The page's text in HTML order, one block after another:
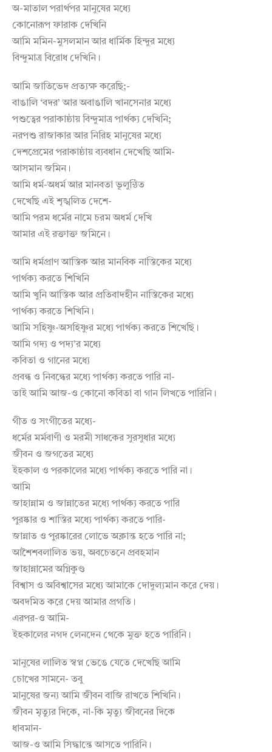
অ-মাতাল পরার্থপর মানুষের মধ্যে
কোনোরূপ ফারাক দেখিনি
আমি মমিন-মুসলমান আর ধার্মিক হিন্দুর মধ্যে
বিন্দুমাত্র বিরোধ দেখিনি।
আমি জাতিভেদ প্রত্যক্ষ করেছি;-
বাঙালি ‘বদর’ আর অবাঙালি খানসেনার মধ্যে
পশুত্বের পরাকাষ্ঠায় বিন্দুমাত্র পার্থক্য দেখিনি;
নরপশু রাজাকার আর নিরিহ মানুষের মধ্যে
দেশপ্রেমের পরাকাষ্ঠায় ব্যবধান দেখেছি আমি-
আসমান জমিন।
আমি ধর্ম-অধর্ম আর মানবতা ভূলুন্ঠিত
দেখেছি এই শৃঙ্খলিত দেশে-
আমি পরম ধর্মের নামে চরম অধর্ম দেখি
আমার এই রক্তাক্ত জমিনে।
আমি ধর্মপ্রাণ আস্তিক আর মানবিক নাস্তিকের মধ্যে
পার্থক্য করতে শিখিনি
আমি খুনি আস্তিক আর প্রতিবাদহীন নাস্তিকের মধ্যে
পার্থক্য করতে শিখিনি।
আমি সহিষ্ণু-অসহিষ্ণুর মধ্যে পার্থক্য করতে শিখেছি।
আমি গদ্য ও পদ্য’র মধ্যে
কবিতা ও গানের মধ্যে
প্রবন্ধ ও নিবন্ধের মধ্যে পার্থক্য করতে পারি না-
তাই আমি আজ-ও কোনো কবিতা বা গান লিখতে পারিনি।
গীত ও সংগীতের মধ্যে-
ধর্মের মর্মবাণী ও মরমী সাধকের সুরসুধার মধ্যে
জীবন ও জগতের মধ্যে
ইহকাল ও পরকালের মধ্যে পার্থক্য করতে পারি না।
আমি
জাহান্নাম ও জান্নাতের মধ্যে পার্থক্য করতে পারি
পুরষ্কার ও শাস্তির মধ্যে পার্থক্য করতে পারি-
জান্নাত ও পুরষ্কারের লোভে অক্লান্ত হতে পারি না;
আশৈশবলালিত ভয়, অবচেতনে প্রবহমান
জাহান্নামের অগ্নিকুণ্ড
বিশ্বাস ও অবিশ্বাসের মধ্যে আমাকে দোদুল্যমান করে দেয়।
অবদমিত করে দেয় আমার প্রগতি।
এরপর-ও আমি-
ইহকালের নগদ লেনদেন থেকে মুক্ত হতে পারিনি।
মানুষের লালিত স্বপ্ন ভেঙে যেতে দেখেছি আমি
চোখের সামনে- তবু
মানুষের জন্য আমি জীবন বাজি রাখতে শিখিনি।
জীবন মৃত্যুর দিকে, না-কি মৃত্যু জীবনের দিকে
ধাবমান-
আজ-ও আমি সিদ্ধান্তে আসতে পারিনি।